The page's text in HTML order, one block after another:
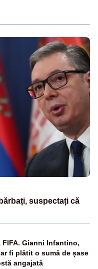
suspectați că
Gianni Infantino,
ar fi plătit o sumă de șase
angajată